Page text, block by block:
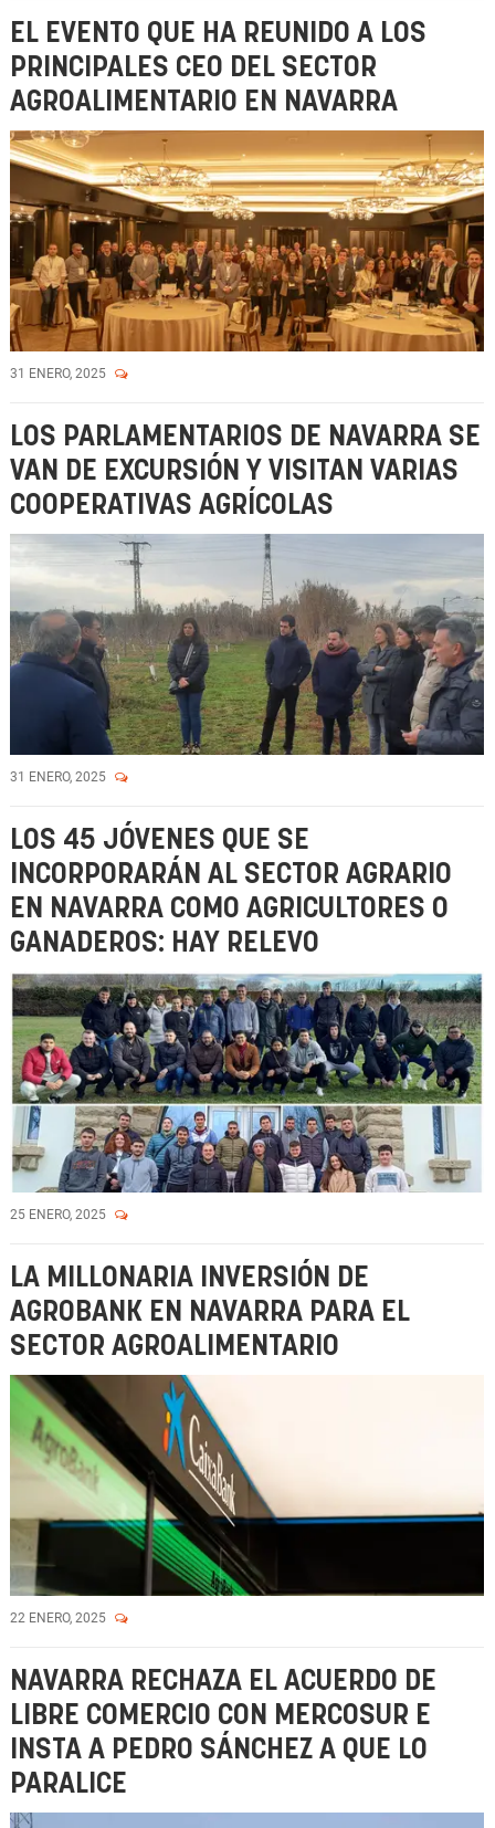
EL EVENTO QUE HA REUNIDO A LOS
PRINCIPALES CEO DEL SECTOR
AGROALIMENTARIO EN NAVARRA
31 ENERO, 2025
LOS PARLAMENTARIOS DE NAVARRA SE
VAN DE EXCURSIÓN Y VISITAN VARIAS
COOPERATIVAS AGRÍCOLAS
31 ENERO, 2025
LOS 45 JÓVENES QUE SE
INCORPORARÁN AL SECTOR AGRARIO
EN NAVARRA COMO AGRICULTORES O
GANADEROS: HAY RELEVO
25 ENERO, 2025
LA MILLONARIA INVERSIÓN DE
AGROBANK EN NAVARRA PARA EL
SECTOR AGROALIMENTARIO
22 ENERO, 2025
NAVARRA RECHAZA EL ACUERDO DE
LIBRE COMERCIO CON MERCOSUR E
INSTA A PEDRO SÁNCHEZ A QUE LO
PARALICE